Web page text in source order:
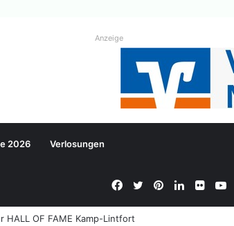
Anzeige
2026 Verlosungen
Flickr
LinkedIn
Pinterest
Twitter
Facebook
OF FAME Kamp-Lintfort